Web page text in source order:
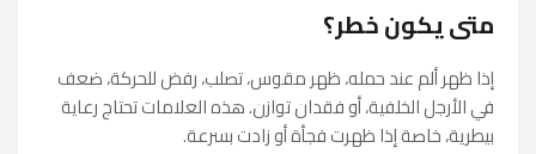
متى يكون خطر؟
إذا ظهر ألم عند حمله، ظهر مقوس، تصلب، رفض للحركة، ضعف
في الأرجل الخلفية، أو فقدان توازن. هذه العلامات تحتاج رعاية
بيطرية، خاصة إذا ظهرت فجأة أو زادت بسرعة.